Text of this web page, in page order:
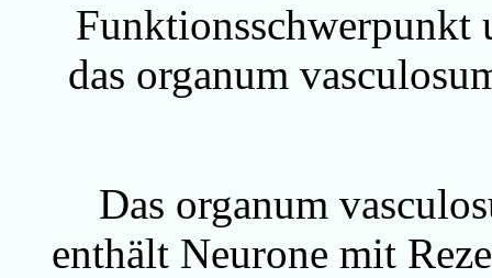
Funktionsschwerpunkt
das organum
Das organum
enthält Neurone mit